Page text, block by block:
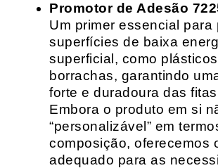
Promotor de Adesão
Um primer essencial para
superfícies de baixa
superficial, como
borrachas, garantindo
forte e duradoura das
Embora o produto em si
“personalizável” em
composição, oferecemos
adequado para as